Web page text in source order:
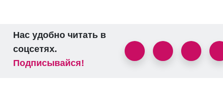
Нас удобно читать в
соцсетях.
Подписывайся!